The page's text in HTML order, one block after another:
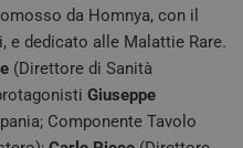
da Homnya, con il
e dedicato alle Malattie Rare.
(Direttore di Sanità
Giuseppe
Componente Tavolo